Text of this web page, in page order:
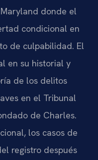
donde el
condicional en
de culpabilidad. El
en su historial y
de los delitos
en el Tribunal
de Charles.
los casos de
registro después